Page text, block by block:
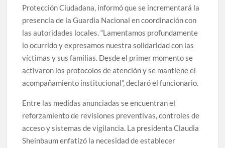
Protección Ciudadana, informó que se incrementará la
presencia de la Guardia Nacional en coordinación con
las autoridades locales. “Lamentamos profundamente
lo ocurrido y expresamos nuestra solidaridad con las
víctimas y sus familias. Desde el primer momento se
activaron los protocolos de atención y se mantiene el
acompañamiento institucional”, declaró el funcionario.
Entre las medidas anunciadas se encuentran el
reforzamiento de revisiones preventivas, controles de
acceso y sistemas de vigilancia. La presidenta Claudia
Sheinbaum enfatizó la necesidad de establecer